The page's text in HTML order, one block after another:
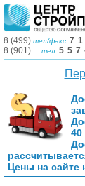
8 (499) тел/факс
8 (901)
тел
Цены на сайте